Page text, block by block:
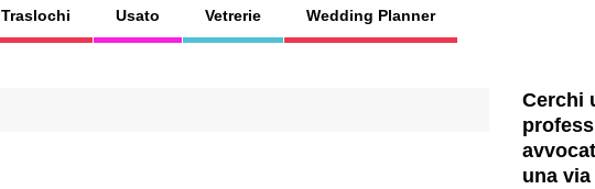
Traslochi Usato Vetrerie Wedding Planner
Cerchi
una via